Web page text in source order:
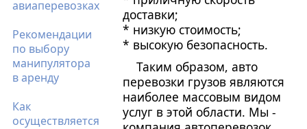
авиаперевозках
Рекомендации
по выбору
манипулятора
в аренду
Как
осуществляется
доставки;
* низкую стоимость;
* высокую безопасность.
Таким образом, авто
перевозки грузов являются
наиболее массовым видом
услуг в этой области. Мы -